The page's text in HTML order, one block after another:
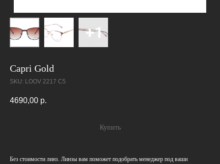
Capri Gold
SKU: LOOV 2217 C5
4690,00 р.
Купить
Без стоимости линз. Линзы вам поможет подобрать менеджер под ваши